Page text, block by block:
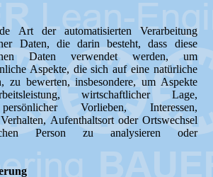
Art der automatisierten Verarbeitung
Daten, die darin besteht, dass diese
Daten verwendet werden, um
Aspekte, die sich auf eine natürliche
zu bewerten, insbesondere, um Aspekte
wirtschaftlicher Lage,
Vorlieben, Interessen,
Aufenthaltsort oder Ortswechsel
Person zu analysieren oder